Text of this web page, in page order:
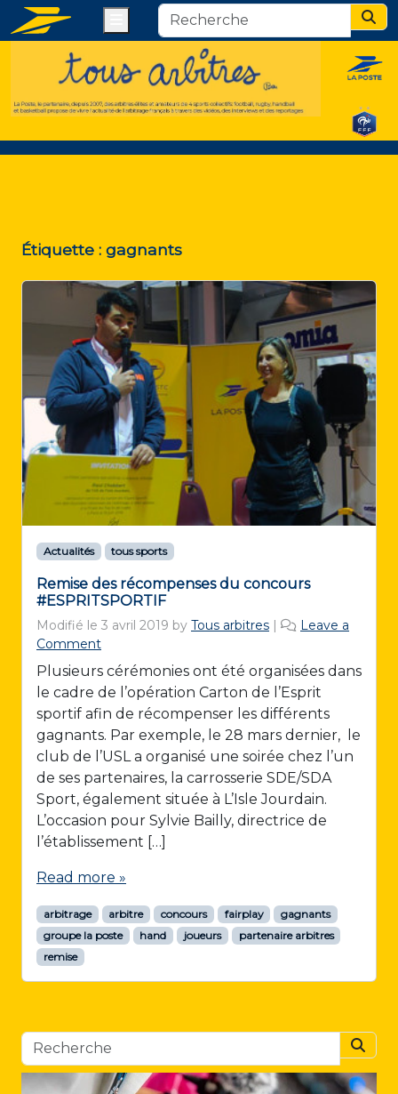
Étiquette : gagnants
Actualités tous sports
Remise des récompenses du concours
#ESPRITSPORTIF
Modifié le 3 avril 2019 by Tous arbitres |
Leave a
Comment
Plusieurs cérémonies ont été organisées dans
le cadre de l’opération Carton de l’Esprit
sportif afin de récompenser les différents
gagnants. Par exemple, le 28 mars dernier, le
club de l’USL a organisé une soirée chez l’un
de ses partenaires, la carrosserie SDE/SDA
Sport, également située à L’Isle Jourdain.
L’occasion pour Sylvie Bailly, directrice de
l’établissement […]
Read more »
arbitrage arbitre concours fairplay
gagnants
groupe la poste
hand joueurs
partenaire arbitres
remise